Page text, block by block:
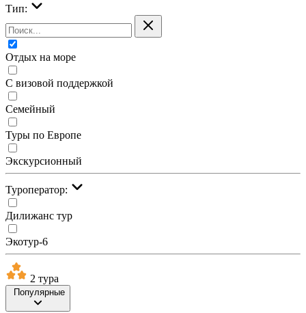
Тип:
Отдых на море
С визовой поддержкой
Семейный
Туры по Европе
Экскурсионный
Туроператор:
Дилижанс тур
Экотур-6
2 тура
Популярные